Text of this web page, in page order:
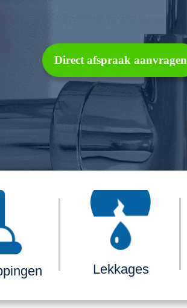
Direct afspraak aanvragen
Lekkages